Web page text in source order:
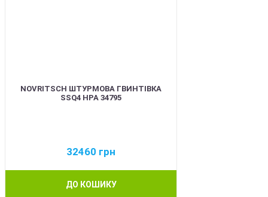
NOVRITSCH ШТУРМОВА ГВИНТІВКА
SSQ4 HPA 34795
32460 грн
ДО КОШИКУ